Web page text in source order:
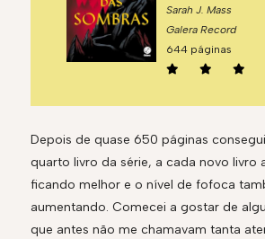
Sarah J. Mass
Galera Record
644 páginas
Depois de quase 650 páginas
quarto livro da série, a cada novo livro
ficando melhor e o nível de fofoca
aumentando. Comecei a gostar de
que antes não me chamavam tanta